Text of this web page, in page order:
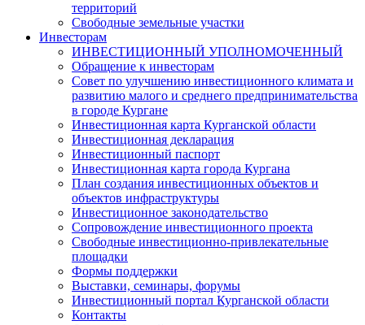
территорий
Свободные земельные участки
Инвесторам
ИНВЕСТИЦИОННЫЙ УПОЛНОМОЧЕННЫЙ
Обращение к инвесторам
Совет по улучшению инвестиционного климата и
развитию малого и среднего предпринимательства
в городе Кургане
Инвестиционная карта Курганской области
Инвестиционная декларация
Инвестиционный паспорт
Инвестиционная карта города Кургана
План создания инвестиционных объектов и
объектов инфраструктуры
Инвестиционное законодательство
Сопровождение инвестиционного проекта
Свободные инвестиционно-привлекательные
площадки
Формы поддержки
Выставки, семинары, форумы
Инвестиционный портал Курганской области
Контакты